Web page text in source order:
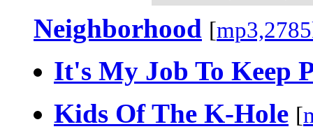
Neighborhood [
It's My Job To Keep
Kids Of The K-Hole [